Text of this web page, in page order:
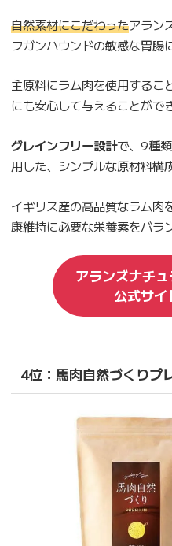
自然素材にこだわったアラン
フガンハウンドの敏感な胃腸
主原料にラム肉を使用するこ
にも安心して与えることがで
グレインフリー設計で、9種
用した、シンプルな原材料構
イギリス産の高品質なラム肉
康維持に必要な栄養素をバラ
アランズナチ
公式サイ
4位：馬肉自然づくりプ